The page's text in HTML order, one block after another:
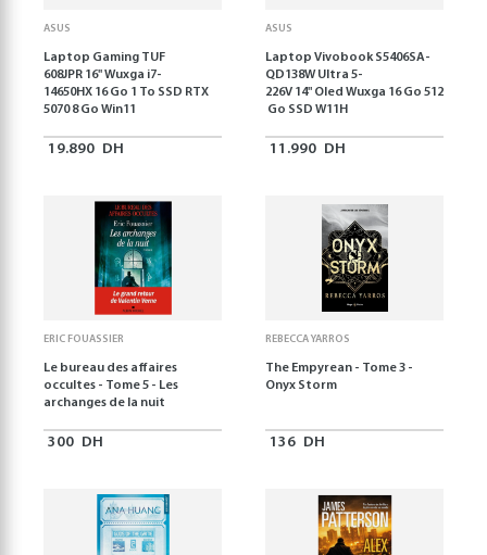
ASUS
Laptop Gaming TUF
608JPR 16'' Wuxga i7-
14650HX 16 Go 1 To SSD RTX
5070 8 Go Win11
19.890 DH
ASUS
Laptop Vivobook S5406SA-
QD138W Ultra 5-
226V 14" Oled Wuxga 16 Go 512
Go SSD W11H
11.990 DH
ERIC FOUASSIER
Le bureau des affaires
occultes - Tome 5 - Les
archanges de la nuit
300 DH
REBECCA YARROS
The Empyrean - Tome 3 -
Onyx Storm
136 DH